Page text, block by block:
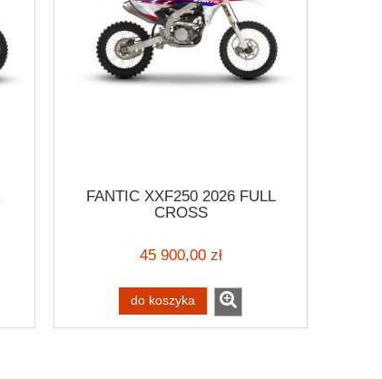
FANTIC XXF250 2026 FULL
CROSS
45 900,00 zł
do koszyka